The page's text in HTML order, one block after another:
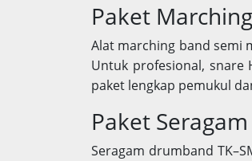
Paket
Alat marching band semi
Untuk profesional, snare
paket lengkap pemukul
Paket
Seragam drumband